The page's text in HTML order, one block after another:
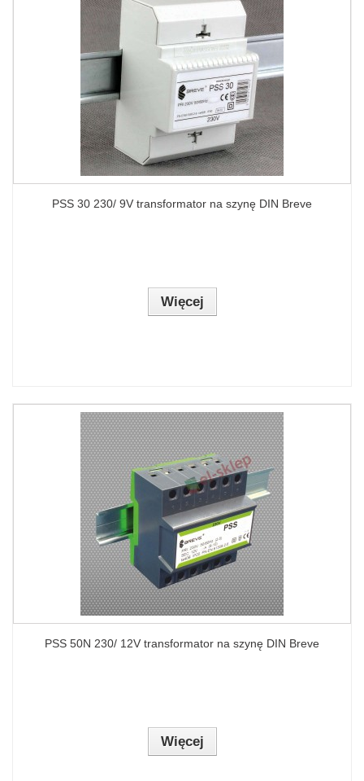
PSS 30 230/ 9V transformator na szynę DIN Breve
Więcej
PSS 50N 230/ 12V transformator na szynę DIN Breve
Więcej